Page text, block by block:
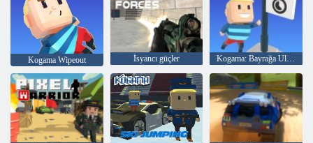
Kogama Wipeout İsyancı güçler Kogama: Bayrağa Ulaşın